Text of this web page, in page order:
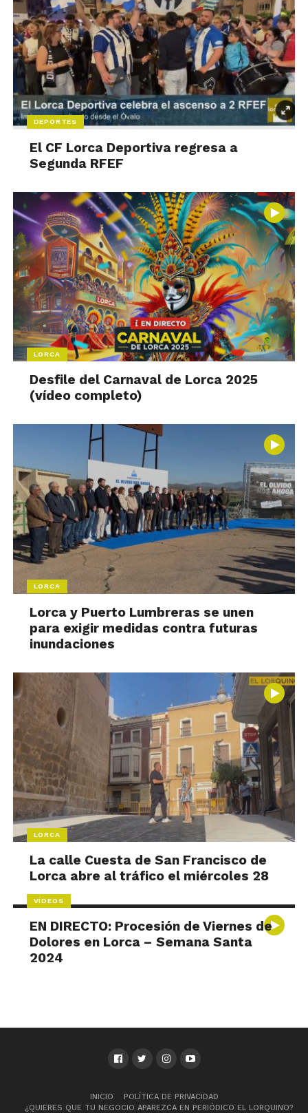
DEPORTES
El CF Lorca Deportiva regresa a
Segunda RFEF
LORCA
Desfile del Carnaval de Lorca 2025
(vídeo completo)
LORCA
Lorca y Puerto Lumbreras se unen
para exigir medidas contra futuras
inundaciones
LORCA
La calle Cuesta de San Francisco de
Lorca abre al tráfico el miércoles 28
VÍDEOS
EN DIRECTO: Procesión de Viernes de
Dolores en Lorca – Semana Santa
2024
INICIO
POLÍTICA DE PRIVACIDAD
¿QUIERES QUE TU NEGOCIO APAREZCA EN PERIÓDICO EL LORQUINO?